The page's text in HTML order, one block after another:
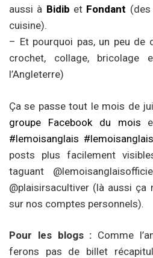
aussi à Bidib et Fondant
cuisine).
– Et pourquoi pas, un peu de
crochet, collage,
l’Angleterre)
Ça se passe tout le mois de
groupe Facebook du mois
#lemoisanglais
posts plus facilement
taguant
@plaisirsacultiver (là aussi ça
sur nos comptes personnels).
Pour les blogs : Comme
ferons pas de billet